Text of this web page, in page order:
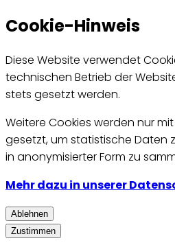
Cookie-Hinweis
Diese Website verwendet
technischen Betrieb der
stets gesetzt werden.
Weitere Cookies werden nur
gesetzt, um statistische Daten
in anonymisierter Form zu
Mehr dazu in unserer
Ablehnen
Zustimmen